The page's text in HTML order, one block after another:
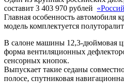
составит 3 403 970 рублей
Главная особенность автомобиля
модель комплектуется
В салоне машины 12,3-дюймовая
форма вентиляционных
сенсорных кнопок.
Выпускает такие седаны
полосе, спутниковая